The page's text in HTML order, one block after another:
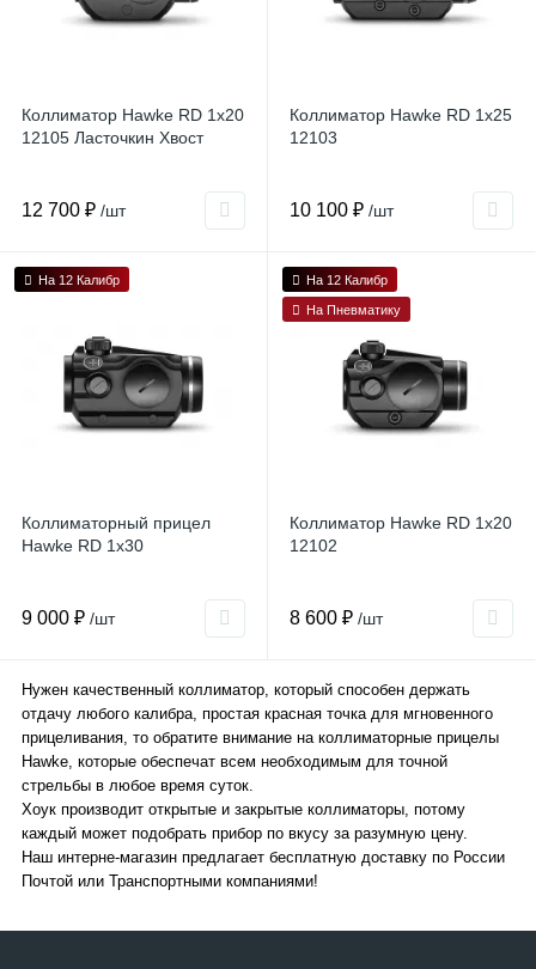
Коллиматор Hawke RD 1x20
12105 Ласточкин Хвост
12 700 ₽ /шт
Коллиматор Hawke RD 1x25
12103
10 100 ₽ /шт
На 12 Калибр
Коллиматорный прицел
Hawke RD 1x30
9 000 ₽ /шт
На 12 Калибр
На Пневматику
Коллиматор Hawke RD 1x20
12102
8 600 ₽ /шт
Нужен качественный коллиматор, который способен держать
отдачу любого калибра, простая красная точка для мгновенного
прицеливания, то обратите внимание на коллиматорные прицелы
Hawke, которые обеспечат всем необходимым для точной
стрельбы в любое время суток.
Хоук производит открытые и закрытые коллиматоры, потому
каждый может подобрать прибор по вкусу за разумную цену.
Наш интерне-магазин предлагает бесплатную доставку по России
Почтой или Транспортными компаниями!